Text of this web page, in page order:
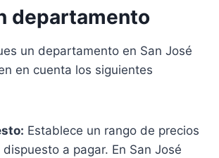
departamento
un departamento en San José
en cuenta los siguientes
Establece un rango de precios
a pagar. En San José